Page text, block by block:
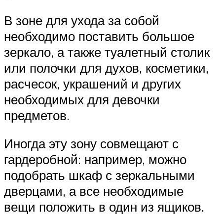
В зоне для ухода за собой
необходимо поставить большое
зеркало, а также туалетный столик
или полочки для духов, косметики,
расчесок, украшений и других
необходимых для девочки
предметов.
Иногда эту зону совмещают с
гардеробной: например, можно
подобрать шкаф с зеркальными
дверцами, а все необходимые
вещи положить в один из ящиков.